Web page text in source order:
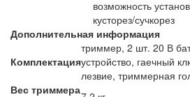
возможность
кусторез/сучкорез
Дополнительная информация
Комплектация
триммер, 2 шт. 20 В
устройство, гаечный
лезвие, триммерная
Вес триммера